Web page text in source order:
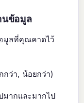
นข้อมูล
มูลที่คุณคาดไว้
กว่า, น้อยกว่า)
มากและมากไป